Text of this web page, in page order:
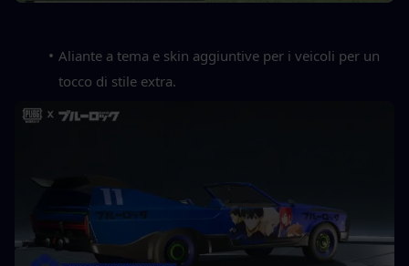
Aliante a tema e skin aggiuntive per i veicoli per un
tocco di stile extra.